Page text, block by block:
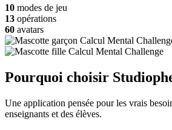
10 modes de jeu
13 opérations
60 avatars
Pourquoi choisir
Une application pensée pour les vrais
enseignants et des élèves.